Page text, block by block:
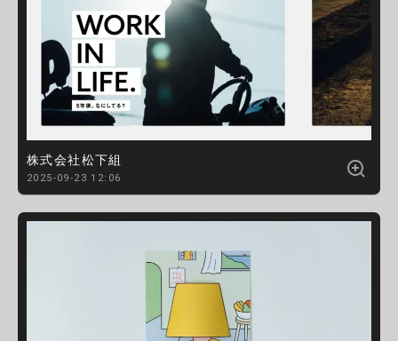
株式会社松下組
2025-09-23 12:06